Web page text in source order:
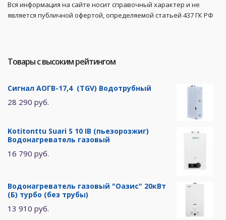
Вся информация на сайте носит справочный характер и не
является публичной офертой, определяемой статьей 437 ГК РФ
Товары с высоким рейтингом
Сигнал АОГВ-17,4 (TGV) Водотрубный
28 290 руб.
Kotitonttu Suari S 10 IB (пьезорозжиг)
Водонагреватель газовый
16 790 руб.
Водонагреватель газовый "Оазис" 20кВт
(Б) турбо (без трубы)
13 910 руб.